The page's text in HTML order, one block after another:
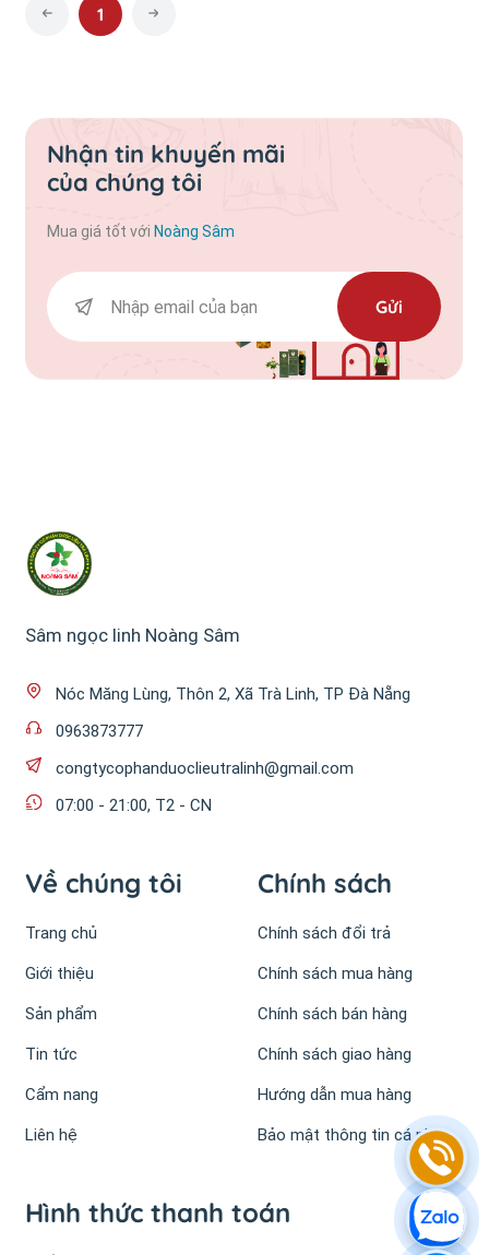
1
Nhận tin khuyến mãi
của chúng tôi
Mua giá tốt với Noàng Sâm
Gửi
Sâm ngọc linh Noàng Sâm
Nóc Măng Lùng, Thôn 2, Xã Trà Linh, TP Đà Nẵng
0963873777
congtycophanduoclieutralinh@gmail.com
07:00 - 21:00, T2 - CN
Về chúng tôi
Trang chủ
Giới thiệu
Sản phẩm
Tin tức
Cẩm nang
Liên hệ
Chính sách
Chính sách đổi trả
Chính sách mua hàng
Chính sách bán hàng
Chính sách giao hàng
Hướng dẫn mua hàng
Bảo mật thông tin cá nhân
Hình thức thanh toán